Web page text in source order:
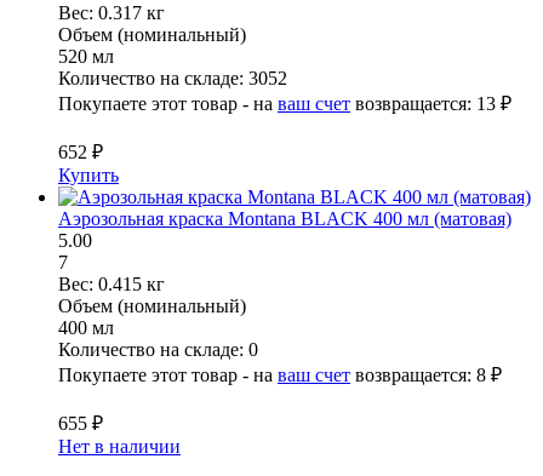
Вес: 0.317 кг
Объем (номинальный)
520 мл
Количество на складе: 3052
Покупаете этот товар - на ваш счет возвращается: 13 ₽
652 ₽
Купить
Аэрозольная краска Montana BLACK 400 мл (матовая)
5.00
7
Вес: 0.415 кг
Объем (номинальный)
400 мл
Количество на складе: 0
Покупаете этот товар - на ваш счет возвращается: 8 ₽
655 ₽
Нет в наличии